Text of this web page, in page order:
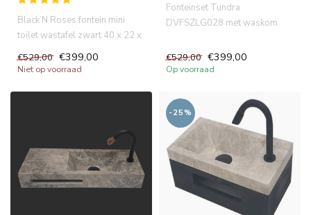
Black’N Roses fontein mini
toilet wastafel zwart 40 x 22 x
€529,00 €399,00
Niet op voorraad
Fonteinset Tundra
DVFSZLG028 met waskom
handdoek...
€529,00 €399,00
Op voorraad
-25%